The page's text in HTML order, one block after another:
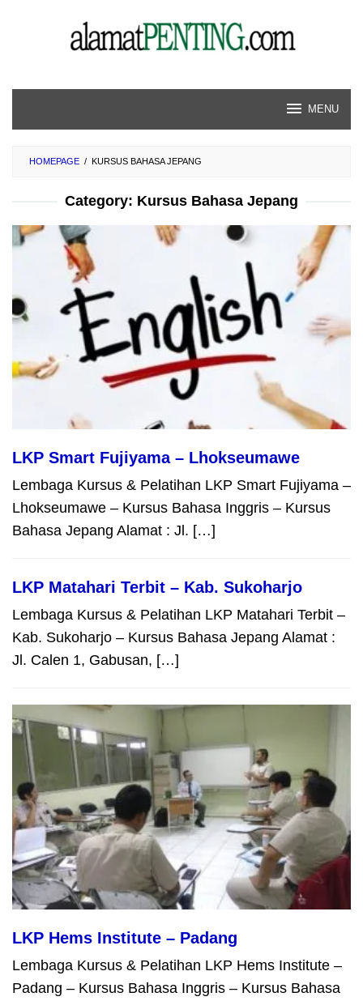
MENU
HOMEPAGE / KURSUS BAHASA JEPANG
Category: Kursus Bahasa Jepang
LKP Smart Fujiyama – Lhokseumawe
Lembaga Kursus & Pelatihan LKP Smart Fujiyama –
Lhokseumawe – Kursus Bahasa Inggris – Kursus
Bahasa Jepang Alamat : Jl. […]
LKP Matahari Terbit – Kab. Sukoharjo
Lembaga Kursus & Pelatihan LKP Matahari Terbit –
Kab. Sukoharjo – Kursus Bahasa Jepang Alamat :
Jl. Calen 1, Gabusan, […]
LKP Hems Institute – Padang
Lembaga Kursus & Pelatihan LKP Hems Institute –
Padang – Kursus Bahasa Inggris – Kursus Bahasa